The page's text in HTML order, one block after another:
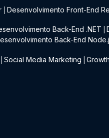
Desenvolvimento Front-End
Back-End .NET
Back-End
Social Media Marketing